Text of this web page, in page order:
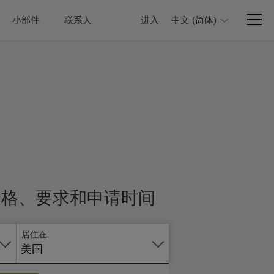
小部件 联系人 进入 中文 (简体)
、要求和申请时间
居住在
美国